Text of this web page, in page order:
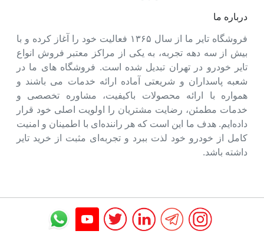
درباره ما
فروشگاه تایر ما از سال ۱۳۶۵ فعالیت خود را آغاز کرده و با
بیش از سه دهه تجربه، به یکی از مراکز معتبر فروش انواع
تایر خودرو در تهران تبدیل شده است. فروشگاه های ما در
شعبه پاسداران و شریعتی آماده ارائه خدمات می باشند و
همواره با ارائه محصولات باکیفیت، مشاوره تخصصی و
خدمات مطمئن، رضایت مشتریان را اولویت اصلی خود قرار
داده‌ایم. هدف ما این است که هر راننده‌ای با اطمینان و امنیت
کامل از خودرو خود لذت ببرد و تجربه‌ای مثبت از خرید تایر
داشته باشد.